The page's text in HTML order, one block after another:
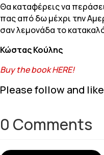
Θα καταφέρεις να
πας από δω μέχρι την
σαν λεμονάδα το
Κώστας Κούλης
Buy the book HERE!
Please follow and
0 Comments